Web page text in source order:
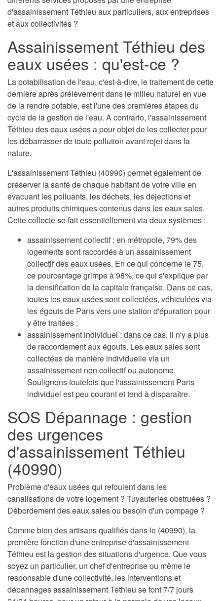
d'assainissement Téthieu aux particuliers, aux entreprises
et aux collectivités ?
Assainissement Téthieu des
eaux usées : qu'est-ce ?
La potabilisation de l'eau, c'est-à-dire, le traitement de cette
dernière après prélèvement dans le milieu naturel en vue
de la rendre potable, est l'une des premières étapes du
cycle de la gestion de l'eau. A contrario, l'assainissement
Téthieu des eaux usées a pour objet de les collecter pour
les débarrasser de toute pollution avant rejet dans la
nature.
L'assainissement Téthieu (40990) permet également de
préserver la santé de chaque habitant de votre ville en
évacuant les polluants, les déchets, les déjections et
autres produits chimiques contenus dans les eaux sales.
Cette collecte se fait essentiellement via deux systèmes :
assainissement collectif : en métropole, 79% des
logements sont raccordés à un assainissement
collectif des eaux usées. En ce qui concerne le 75,
ce pourcentage grimpe à 98%, ce qui s'explique par
la densification de la capitale française. Dans ce cas,
toutes les eaux usées sont collectées, véhiculées via
les égouts de Paris vers une station d'épuration pour
y être traitées ;
assainissement individuel : dans ce cas, il n'y a plus
de raccordement aux égouts. Les eaux sales sont
collectées de manière individuelle via un
assainissement non collectif ou autonome.
Soulignons toutefois que l'assainissement Paris
individuel est peu courant et tend à disparaître.
SOS Dépannage : gestion
des urgences
d'assainissement Téthieu
(40990)
Problème d'eaux usées qui refoulent dans les
canalisations de votre logement ? Tuyauteries obstruées ?
Débordement des eaux sales ou besoin d'un pompage ?
Comme bien des artisans qualifiés dans le (40990), la
première fonction d'une entreprise d'assainissement
Téthieu est la gestion des situations d'urgence. Que vous
soyez un particulier, un chef d'entreprise ou même le
responsable d'une collectivité, les interventions et
dépannages assainissement Téthieu se font 7/7 jours